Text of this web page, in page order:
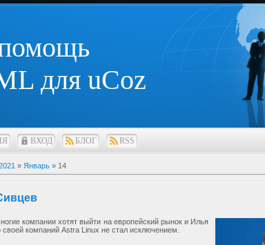
для uCoz
ВХОД БЛОГ RSS
» Январь » 14
компании хотят выйти на европейский рынок и Илья
компаний Astra Linux не стал исключением.